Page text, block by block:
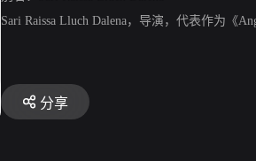
Sari Raissa Lluch Dalena，导演，代表作为《
分享